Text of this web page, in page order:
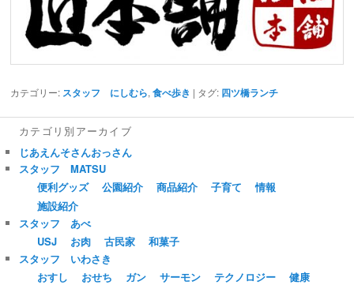
カテゴリー: スタッフ にしむら,食べ歩き | タグ: 四ツ橋ランチ
カテゴリ別アーカイブ
じあえんそさんおっさん
スタッフ MATSU
便利グッズ
公園紹介 商品紹介 子育て
情報
施設紹介
スタッフ あべ
USJ
お肉 古民家
和菓子
スタッフ いわさき
おすし
おせち ガン サーモン テクノロジー
健康